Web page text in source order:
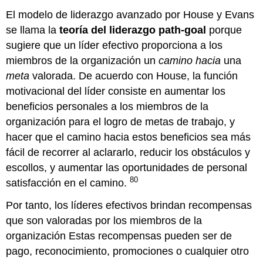
El modelo de liderazgo avanzado por House y Evans
se llama lateoría del liderazgo path-goal porque
sugiere que un líder efectivo proporciona a los
miembros de la organización uncamino hacia una
meta valorada. De acuerdo con House, la función
motivacional del líder consiste en aumentar los
beneficios personales a los miembros de la
organización para el logro de metas de trabajo, y
hacer que el camino hacia estos beneficios sea más
fácil de recorrer al aclararlo, reducir los obstáculos y
escollos, y aumentar las oportunidades de personal
satisfacción en el camino.80
Por tanto, los líderes efectivos brindan recompensas
que son valoradas por los miembros de la
organización Estas recompensas pueden ser de
pago, reconocimiento, promociones o cualquier otro